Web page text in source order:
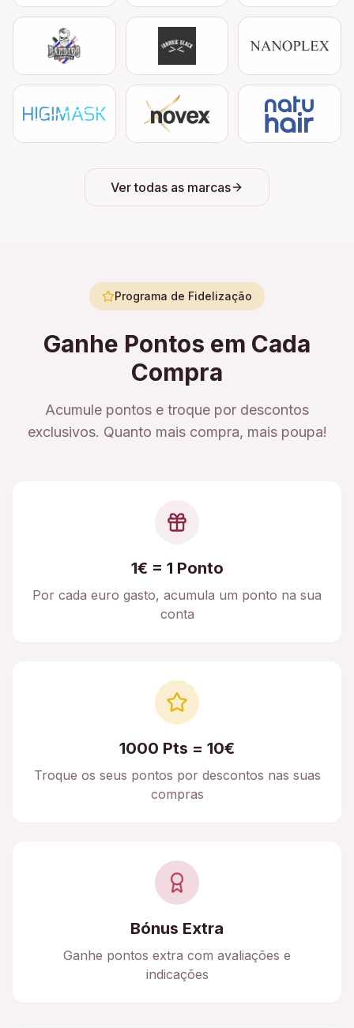
Ver todas as marcas
Programa de Fidelização
Ganhe Pontos em Cada
Compra
Acumule pontos e troque por descontos
exclusivos. Quanto mais compra, mais poupa!
1€ = 1 Ponto
Por cada euro gasto, acumula um ponto na sua
conta
1000 Pts = 10€
Troque os seus pontos por descontos nas suas
compras
Bónus Extra
Ganhe pontos extra com avaliações e
indicações